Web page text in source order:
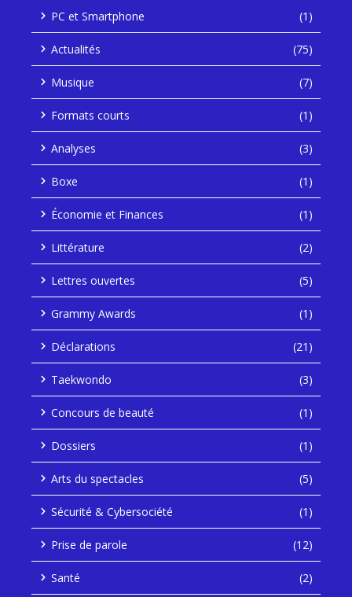
PC et Smartphone (1)
Actualités (75)
Musique (7)
Formats courts (1)
Analyses (3)
Boxe (1)
Économie et Finances (1)
Littérature (2)
Lettres ouvertes (5)
Grammy Awards (1)
Déclarations (21)
Taekwondo (3)
Concours de beauté (1)
Dossiers (1)
Arts du spectacles (5)
Sécurité & Cybersociété (1)
Prise de parole (12)
Santé (2)